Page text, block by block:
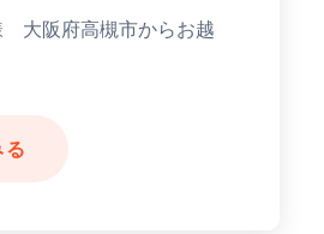
阪府高槻市からお越